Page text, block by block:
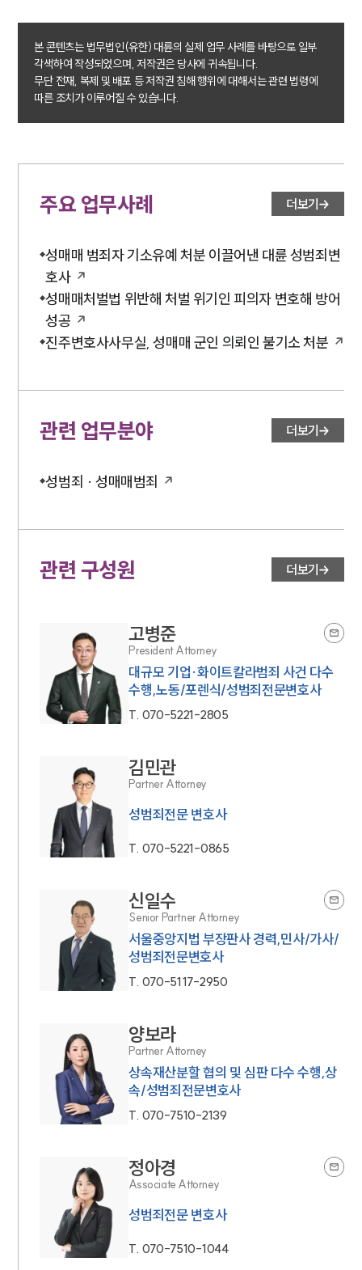
언론보도
공지사항
법률 블로그
법률서식
뉴스레터/브로슈어
대륜법률상담예약
대륜법률상담예약
본 콘텐츠는 법무법인(유한) 대륜의 실제 업무 사례를 바탕으로 일부
각색하여 작성되었으며, 저작권은 당사에 귀속됩니다.
무단 전재, 복제 및 배포 등 저작권 침해 행위에 대해서는 관련 법령에
따른 조치가 이루어질 수 있습니다.
주요 업무사례 더보기
성매매 범죄자 기소유예 처분 이끌어낸 대륜 성범죄변
호사
성매매처벌법 위반해 처벌 위기인 피의자 변호해 방어
성공
진주변호사사무실, 성매매 군인 의뢰인 불기소 처분
관련 업무분야 더보기
성범죄 · 성매매범죄
관련 구성원 더보기
고병준
President Attorney
대규모 기업·화이트칼라범죄 사건 다수
수행,노동/포렌식/성범죄전문변호사
T. 070-5221-2805
김민관
Partner Attorney
성범죄전문 변호사
T. 070-5221-0865
신일수
Senior Partner Attorney
서울중앙지법 부장판사 경력,민사/가사/
성범죄전문변호사
T. 070-5117-2950
양보라
Partner Attorney
상속재산분할 협의 및 심판 다수 수행,상
속/성범죄전문변호사
T. 070-7510-2139
정아경
Associate Attorney
성범죄전문 변호사
T. 070-7510-1044